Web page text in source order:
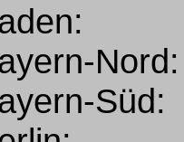
Nord:
Süd: